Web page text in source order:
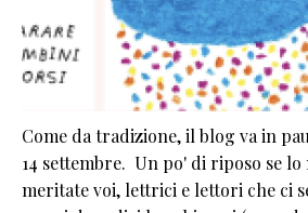
Come da tradizione, il blog va in
14 settembre. Un po' di riposo se lo
meritate voi, lettrici e lettori che ci